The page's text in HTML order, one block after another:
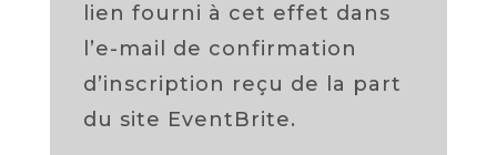
lien fourni à cet effet dans
l’e-mail de confirmation
d’inscription reçu de la part
du site EventBrite.